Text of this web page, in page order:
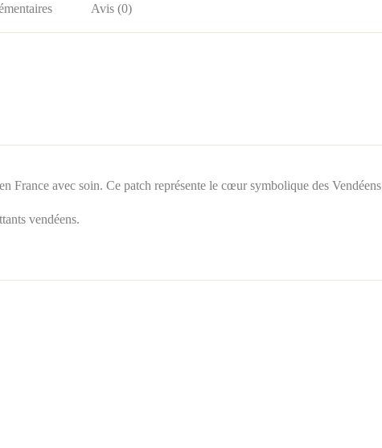
Avis (0)
France avec soin. Ce patch représente le cœur symbolique des Vendéens
vendéens.